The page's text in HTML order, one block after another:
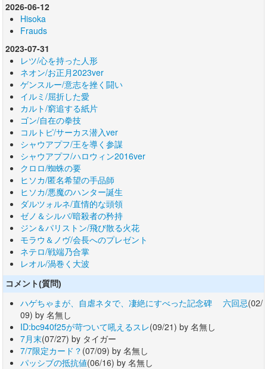
2026-06-12
Hisoka
Frauds
2023-07-31
レツ/心を持った人形
ネオン/お正月2023ver
ゲンスルー/意志を挫く闘い
イルミ/屈折した愛
カルト/窮追する紙片
ゴン/自在の拳技
コルトピ/サーカス潜入ver
シャウアプフ/王を導く参謀
シャウアプフ/ハロウィン2016ver
クロロ/蜘蛛の要
ヒソカ/匿名希望の手品師
ヒソカ/悪魔のハンター誕生
ダルツォルネ/直情的な頭領
ゼノ＆シルバ/暗殺者の矜持
ジン＆パリストン/飛び散る火花
モラウ＆ノヴ/会長へのプレゼント
ネテロ/戦端乃合掌
レオル/渦巻く大波
コメント(質問)
ハゲちゃまが、自虐ネタで、凄絶にすべった記念碑 六回忌(02/
09) by 名無し
ID:bc940f25が苛ついて吼えるスレ(09/21) by 名無し
7月末(07/27) by タイガー
7/7限定カード？ (07/09) by 名無し
パッシブの抵抗値(06/16) by 名無し